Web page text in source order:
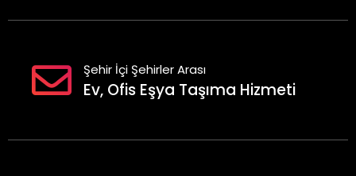
Şehir İçi Şehirler Arası
Ev, Ofis Eşya Taşıma Hizmeti